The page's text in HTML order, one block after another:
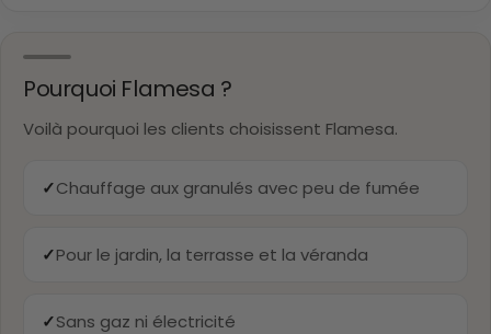
Pourquoi Flamesa ?
Voilà pourquoi les clients choisissent Flamesa.
✓Chauffage aux granulés avec peu de fumée
✓Pour le jardin, la terrasse et la véranda
✓Sans gaz ni électricité